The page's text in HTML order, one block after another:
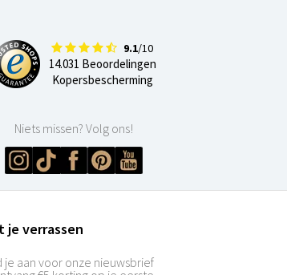
9.1/10
14.031 Beoordelingen
Kopersbescherming
Niets missen? Volg ons!
je verrassen
je aan voor onze nieuwsbrief